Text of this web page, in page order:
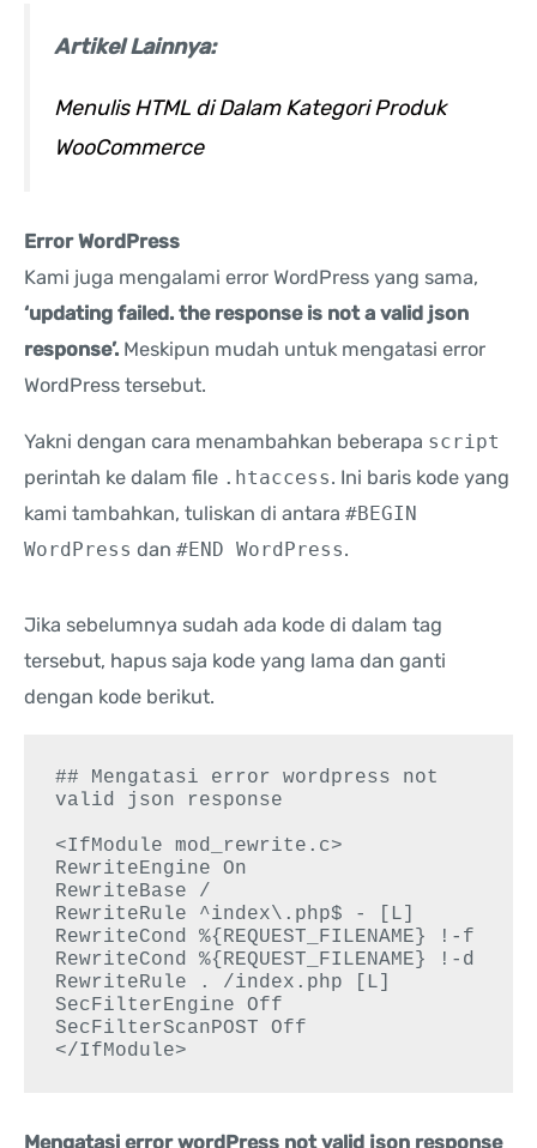
Artikel Lainnya:
Menulis HTML di Dalam Kategori Produk
WooCommerce
Error WordPress
Kami juga mengalami error WordPress yang sama,
‘updating failed. the response is not a valid json
response’. Meskipun mudah untuk mengatasi error
WordPress tersebut.
Yakni dengan cara menambahkan beberapa script
perintah ke dalam file .htaccess. Ini baris kode yang
kami tambahkan, tuliskan di antara #BEGIN
WordPress dan #END WordPress.
Jika sebelumnya sudah ada kode di dalam tag
tersebut, hapus saja kode yang lama dan ganti
dengan kode berikut.
## Mengatasi error wordpress not
valid json response
<IfModule mod_rewrite.c>
RewriteEngine On
RewriteBase /
RewriteRule ^index\.php$ - [L]
RewriteCond %{REQUEST_FILENAME} !-f
RewriteCond %{REQUEST_FILENAME} !-d
RewriteRule . /index.php [L]
SecFilterEngine Off
SecFilterScanPOST Off
</IfModule>
Mengatasi error wordPress not valid json response